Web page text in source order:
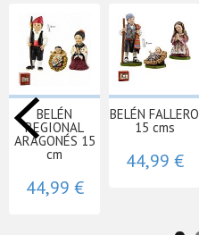
BELÉN
REGIONAL
ARAGONÉS 15
cm
44,99 €
BELÉN FALLERO
15 cms
44,99 €